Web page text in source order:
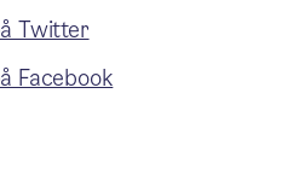
Twitter
Facebook